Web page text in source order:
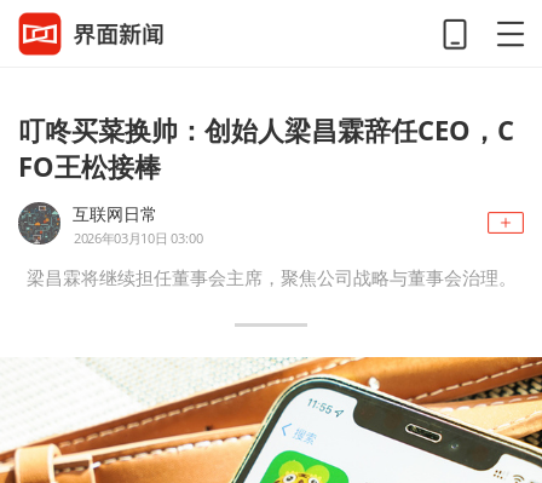
叮咚买菜换帅：创始人梁昌霖辞任CEO，C
FO王松接棒
互联网日常
2026年03月10日 03:00
梁昌霖将继续担任董事会主席，聚焦公司战略与董事会治理。